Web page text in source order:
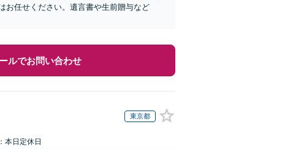
お任せください。遺言書や生前贈与など
ルでお問い合わせ
東京都
本日定休日